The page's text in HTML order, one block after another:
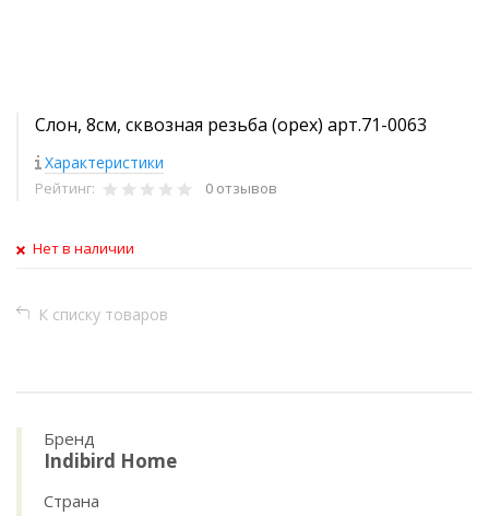
Слон, 8см, сквозная резьба (орех) арт.71-0063
Характеристики
Рейтинг: 0 отзывов
Нет в наличии
К списку товаров
Бренд
Indibird Home
Страна